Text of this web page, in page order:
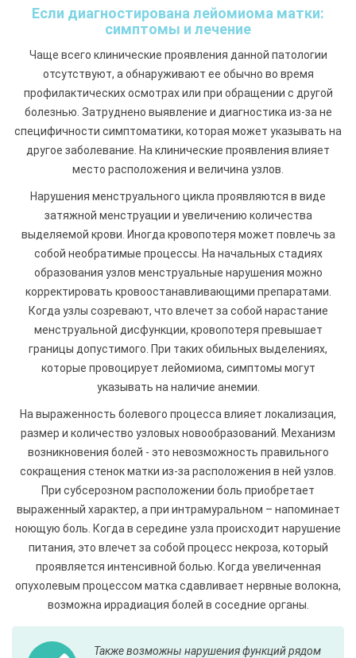
Если диагностирована лейомиома матки:
симптомы и лечение
Чаще всего клинические проявления данной патологии
отсутствуют, а обнаруживают ее обычно во время
профилактических осмотрах или при обращении с другой
болезнью. Затруднено выявление и диагностика из-за не
специфичности симптоматики, которая может указывать на
другое заболевание. На клинические проявления влияет
место расположения и величина узлов.
Нарушения менструального цикла проявляются в виде
затяжной менструации и увеличению количества
выделяемой крови. Иногда кровопотеря может повлечь за
собой необратимые процессы. На начальных стадиях
образования узлов менструальные нарушения можно
корректировать кровоостанавливающими препаратами.
Когда узлы созревают, что влечет за собой нарастание
менструальной дисфункции, кровопотеря превышает
границы допустимого. При таких обильных выделениях,
которые провоцирует лейомиома, симптомы могут
указывать на наличие анемии.
На выраженность болевого процесса влияет локализация,
размер и количество узловых новообразований. Механизм
возникновения болей - это невозможность правильного
сокращения стенок матки из-за расположения в ней узлов.
При субсерозном расположении боль приобретает
выраженный характер, а при интрамуральном – напоминает
ноющую боль. Когда в середине узла происходит нарушение
питания, это влечет за собой процесс некроза, который
проявляется интенсивной болью. Когда увеличенная
опухолевым процессом матка сдавливает нервные волокна,
возможна иррадиация болей в соседние органы.
Также возможны нарушения функций рядом